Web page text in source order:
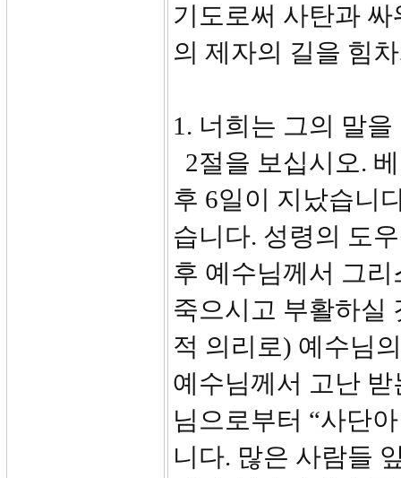
기도로써 사탄과
의 제자의 길을 힘
1. 너희는 그의 말
2절을 보십시오.
후 6일이 지났습니
습니다. 성령의 도
후 예수님께서 그
죽으시고 부활하실
적 의리로) 예수님
예수님께서 고난
님으로부터 “사단
니다. 많은 사람들